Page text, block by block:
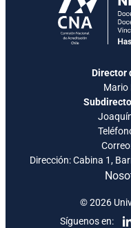
Director
Mario
Dirección: Cabina 1,
Síguenos en:
© 2026